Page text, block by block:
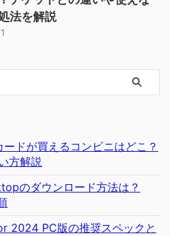
法を解説
ドが買えるコンビニはどこ？
方解説
のダウンロード方法は？
2024 PC版の推奨スペックと